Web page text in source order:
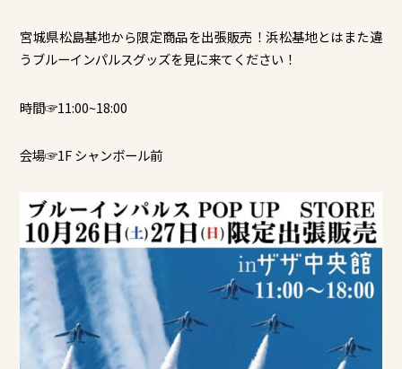
宮城県松島基地から限定商品を出張販売！浜松基地とはまた違
うブルーインパルスグッズを見に来てください！
時間☞11:00~18:00
会場☞1F シャンボール前